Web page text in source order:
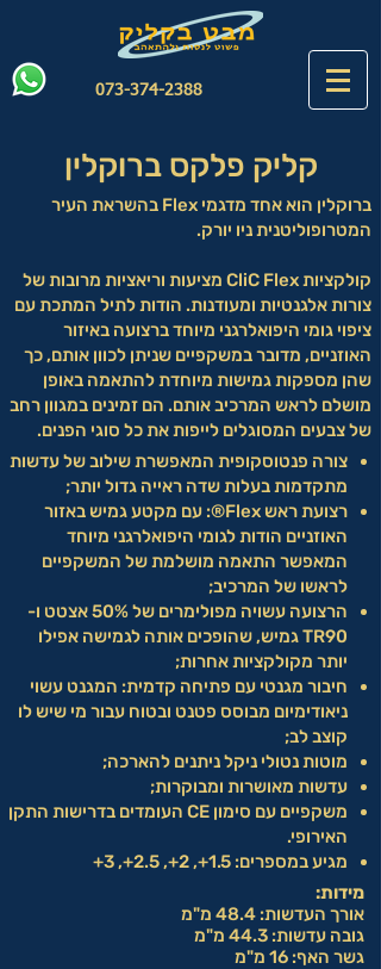
073-374-2388
קליק פלקס ברוקלין
ברוקלין הוא אחד מדגמי Flex בהשראת העיר
המטרופוליטנית ניו יורק.
קולקציות CliC Flex מציעות וריאציות מרובות של
צורות אלגנטיות ומעודנות. הודות לתיל המתכת עם
ציפוי גומי היפואלרגני מיוחד ברצועה באיזור
האוזניים, מדובר במשקפיים שניתן לכוון אותם, כך
שהן מספקות גמישות מיוחדת להתאמה באופן
מושלם לראש המרכיב אותם. הם זמינים במגוון רחב
של צבעים המסוגלים לייפות את כל סוגי הפנים.
צורה פנטוסקופית המאפשרת שילוב של עדשות
מתקדמות בעלות שדה ראייה גדול יותר;
רצועת ראש Flex®: עם מקטע גמיש באזור
האוזניים הודות לגומי היפואלרגני מיוחד
המאפשר התאמה מושלמת של המשקפיים
לראשו של המרכיב;
הרצועה עשויה מפולימרים של 50% אצטט ו-
TR90 גמיש, שהופכים אותה לגמישה אפילו
יותר מקולקציות אחרות;
חיבור מגנטי עם פתיחה קדמית: המגנט עשוי
ניאודימיום מבוסס פטנט ובטוח עבור מי שיש לו
קוצב לב;
מוטות נטולי ניקל ניתנים להארכה;
עדשות מאושרות ומבוקרות;
משקפיים עם סימון CE העומדים בדרישות התקן
האירופי.
מגיע במספרים: 1.5+, 2+, 2.5+, 3+
מידות:
אורך העדשות: 48.4 מ"מ
גובה עדשות: 44.3 מ"מ
גשר האף: 16 מ"מ